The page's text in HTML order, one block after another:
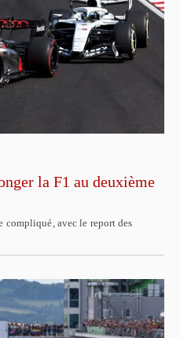
la F1 au deuxième
compliqué, avec le report des